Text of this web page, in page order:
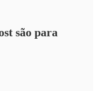
são para